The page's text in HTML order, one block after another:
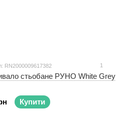
RN2000009617382 1
стьобане РУНО White Grey
Купити